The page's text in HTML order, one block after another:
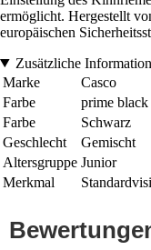
ermöglicht. Hergestellt
europäischen
Zusätzliche
Marke
Casco
Farbe
prime black
Farbe
Schwarz
Geschlecht
Gemischt
Altersgruppe Junior
Merkmal